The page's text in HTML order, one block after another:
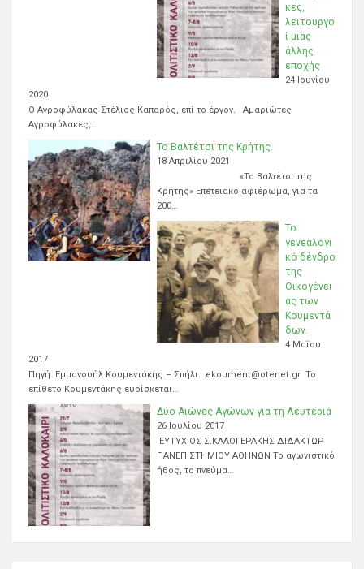
κες,
λειτουργο
ί μιας
άλλης
εποχής
24 Ιουνίου
2020
Ο Αγροφύλακας Στέλιος Καπαρός, επί το έργον. Αμαριώτες
Αγροφύλακες,…
Το Βαλτέτσι της Κρήτης.
18 Απριλίου 2021
«Το Βαλτέτσι της
Κρήτης» Επετειακό αφιέρωμα, για τα
200…
Το
γενεαλογι
κό δένδρο
της
Οικογένει
ας των
Κουμεντά
δων.
4 Μαΐου
2017
Πηγή Εμμανουήλ Κουμεντάκης – Σπήλι. ekoument@otenet.gr Το
επίθετο Κουμεντάκης ευρίσκεται…
Δύο Αιώνες Αγώνων για τη Λευτεριά
26 Ιουλίου 2017
ΕΥΤΥΧΙΟΣ Σ.ΚΑΛΟΓΕΡΑΚΗΣ ΔΙΔΑΚΤΩΡ
ΠΑΝΕΠΙΣΤΗΜΙΟΥ ΑΘΗΝΩΝ Το αγωνιστικό
ήθος, το πνεύμα…